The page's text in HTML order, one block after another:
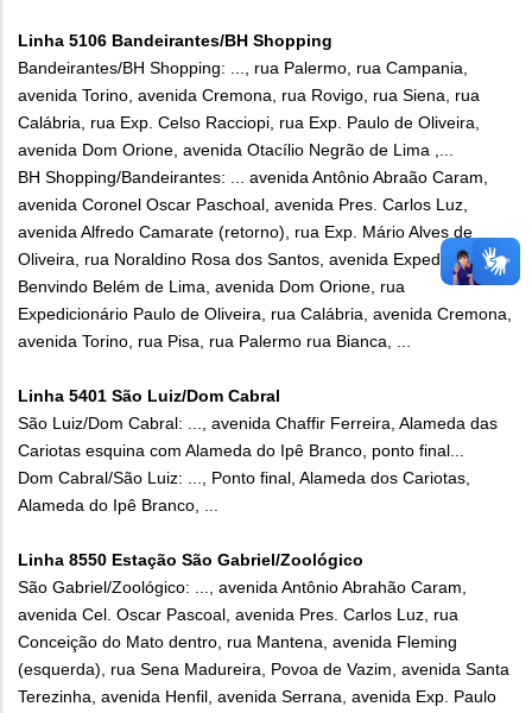
Linha 5106 Bandeirantes/BH Shopping
Bandeirantes/BH Shopping: ..., rua Palermo, rua Campania,
avenida Torino, avenida Cremona, rua Rovigo, rua Siena, rua
Calábria, rua Exp. Celso Racciopi, rua Exp. Paulo de Oliveira,
avenida Dom Orione, avenida Otacílio Negrão de Lima ,...
BH Shopping/Bandeirantes: ... avenida Antônio Abraão Caram,
avenida Coronel Oscar Paschoal, avenida Pres. Carlos Luz,
avenida Alfredo Camarate (retorno), rua Exp. Mário Alves de
Oliveira, rua Noraldino Rosa dos Santos, avenida Expedicionário
Benvindo Belém de Lima, avenida Dom Orione, rua
Expedicionário Paulo de Oliveira, rua Calábria, avenida Cremona,
avenida Torino, rua Pisa, rua Palermo rua Bianca, ...
Linha 5401 São Luiz/Dom Cabral
São Luiz/Dom Cabral: ..., avenida Chaffir Ferreira, Alameda das
Cariotas esquina com Alameda do Ipê Branco, ponto final...
Dom Cabral/São Luiz: ..., Ponto final, Alameda dos Cariotas,
Alameda do Ipê Branco, ...
Linha 8550 Estação São Gabriel/Zoológico
São Gabriel/Zoológico: ..., avenida Antônio Abrahão Caram,
avenida Cel. Oscar Pascoal, avenida Pres. Carlos Luz, rua
Conceição do Mato dentro, rua Mantena, avenida Fleming
(esquerda), rua Sena Madureira, Povoa de Vazim, avenida Santa
Terezinha, avenida Henfil, avenida Serrana, avenida Exp. Paulo